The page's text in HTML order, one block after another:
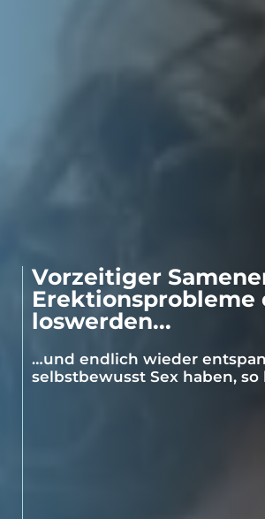
Vorzeitiger
loswerden...
…und endlich wieder
selbstbewusst Sex haben,